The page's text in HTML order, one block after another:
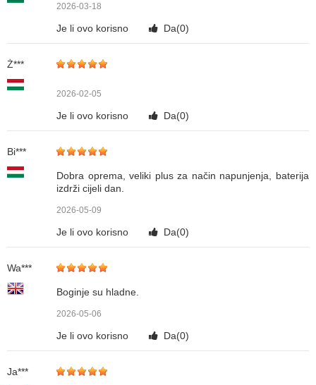
2026-03-18
Je li ovo korisno Da(0)
Ż***
2026-02-05
Je li ovo korisno Da(0)
Bi***
Dobra oprema, veliki plus za način napunjenja, baterija
izdrži cijeli dan.
2026-05-09
Je li ovo korisno Da(0)
Wa***
Boginje su hladne.
2026-05-06
Je li ovo korisno Da(0)
Ja***